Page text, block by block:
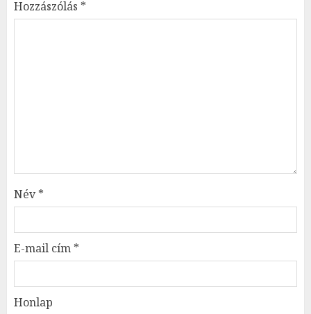
Hozzászólás *
Név*
E-mail cím *
Honlap